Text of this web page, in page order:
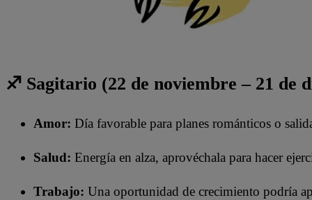
♐ Sagitario (22 de noviembre – 21 de
Amor: Día favorable para planes románticos o
Salud: Energía en alza, aprovéchala para hacer
Trabajo: Una oportunidad de crecimiento podría